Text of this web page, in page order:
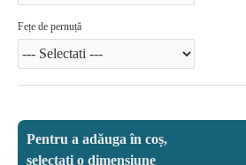
Fețe de pernuță
Pentru a adăuga în coș,
selectați o dimensiune